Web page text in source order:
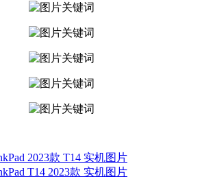
2023款 T14 实机图片
T14 2023款 实机图片